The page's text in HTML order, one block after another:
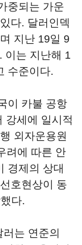
중되는 가운
다. 달러인덱
지난 19일 9
이는 지난해 1
수준이다.
이 카불 공항
강세에 일시적
외자운용원
려에 따른 안
경제의 상대
호현상이 동
다.
는 연준의